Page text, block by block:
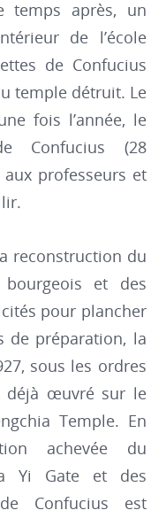
temps après, un
de l’école
de Confucius
temple détruit. Le
fois l’année, le
Confucius (28
professeurs et
reconstruction du
et des
pour plancher
de préparation, la
sous les ordres
déjà œuvré sur le
Temple. En
achevée du
Yi Gate et des
Confucius est